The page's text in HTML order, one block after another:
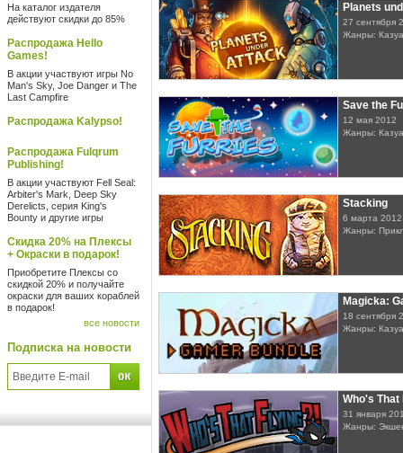
На каталог издателя
действуют скидки до 85%
Распродажа Hello
Games!
В акции участвуют игры No
Man's Sky, Joe Danger и The
Last Campfire
Распродажа Kalypso!
Распродажа Fulqrum
Publishing!
В акции участвуют Fell Seal:
Arbiter's Mark, Deep Sky
Derelicts, серия King's
Bounty и другие игры
Скидка 20% на Плексы
+ Окраски в подарок!
Приобретите Плексы со
скидкой 20% и получайте
окраски для ваших кораблей
в подарок!
все новости
Подписка на новости
Planets
27 сентября
Жанры:
Save the
12 мая 2012
Жанры:
Stacking
6 марта 2012
Жанры:
Magicka:
18 сентября
Жанры:
Who's That
31 января
Жанры: